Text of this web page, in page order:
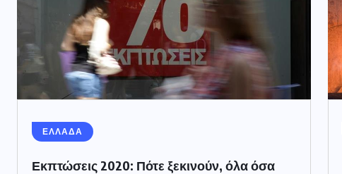
ΕΛΛΑΔΑ
Εκπτώσεις 2020: Πότε ξεκινούν, όλα όσα